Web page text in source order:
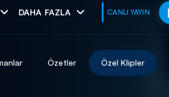
DAHA FAZLA CANLI YAYIN
muhteşem ikili
Özetler Özel Klipler